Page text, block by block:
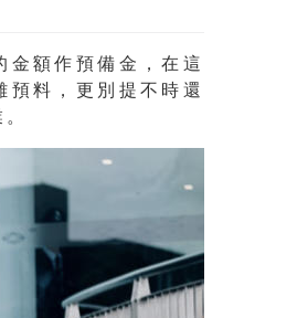
金額作預備金，在這
預料，更別提不時還